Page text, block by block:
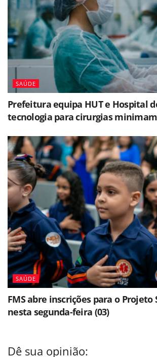
SAÚDE
Prefeitura equipa HUT e Hospital
tecnologia para cirurgias
SAÚDE
FMS abre inscrições para o Projeto
nesta segunda-feira (03)
Dê sua opinião: